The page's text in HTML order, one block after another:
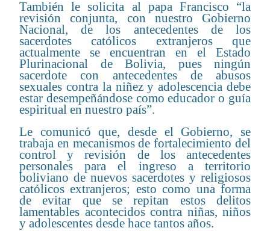
También le solicita al papa Francisco “la
revisión conjunta, con nuestro Gobierno
Nacional, de los antecedentes de los
sacerdotes católicos extranjeros que
actualmente se encuentran en el Estado
Plurinacional de Bolivia, pues ningún
sacerdote con antecedentes de abusos
sexuales contra la niñez y adolescencia debe
estar desempeñándose como educador o guía
espiritual en nuestro país”.
Le comunicó que, desde el Gobierno, se
trabaja en mecanismos de fortalecimiento del
control y revisión de los antecedentes
personales para el ingreso a territorio
boliviano de nuevos sacerdotes y religiosos
católicos extranjeros; esto como una forma
de evitar que se repitan estos delitos
lamentables acontecidos contra niñas, niños
y adolescentes desde hace tantos años.